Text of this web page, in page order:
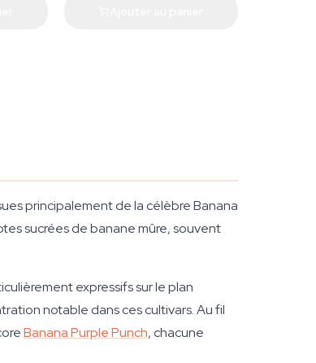
principalement de la célèbre Banana
sucrées de banane mûre, souvent
expressifs sur le plan
notable dans ces cultivars. Au fil
Banana Purple Punch, chacune